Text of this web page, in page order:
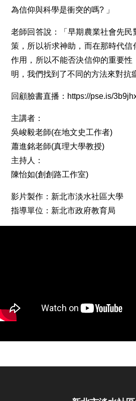
為信仰與科學是衝突的嗎? 」
老師回答說：「早期農業社會先民
策，所以祈求神助，而在那時代信
作用，所以不能否決信仰的重要性
明，我們找到了不同的方法來對抗
回顧臉書直播：https://pse.is/
主講者：
吳峻毅老師(在地文史工作者)
蕭進銘老師(真理大學教授)
主持人：
陳怡如(創創路工作室)
影片製作：新北市淡水社區大學
指導單位：新北市政府教育局